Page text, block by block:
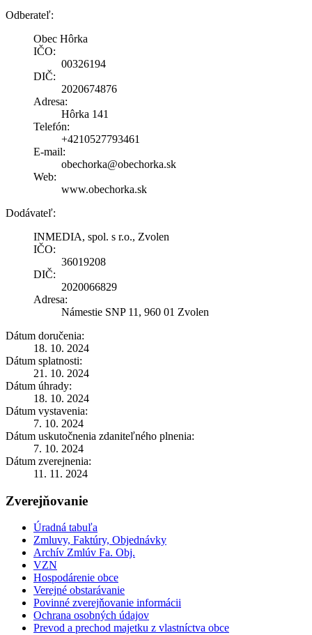
Odberateľ:
Obec Hôrka
IČO:
00326194
DIČ:
2020674876
Adresa:
Hôrka 141
Telefón:
+4210527793461
E-mail:
obechorka@obechorka.sk
Web:
www.obechorka.sk
Dodávateľ:
INMEDIA, spol. s r.o., Zvolen
IČO:
36019208
DIČ:
2020066829
Adresa:
Námestie SNP 11, 960 01 Zvolen
Dátum doručenia:
18. 10. 2024
Dátum splatnosti:
21. 10. 2024
Dátum úhrady:
18. 10. 2024
Dátum vystavenia:
7. 10. 2024
Dátum uskutočnenia zdaniteľného plnenia:
7. 10. 2024
Dátum zverejnenia:
11. 11. 2024
Zverejňovanie
Úradná tabuľa
Zmluvy, Faktúry, Objednávky
Archív Zmlúv Fa. Obj.
VZN
Hospodárenie obce
Verejné obstarávanie
Povinné zverejňovanie informácii
Ochrana osobných údajov
Prevod a prechod majetku z vlastníctva obce